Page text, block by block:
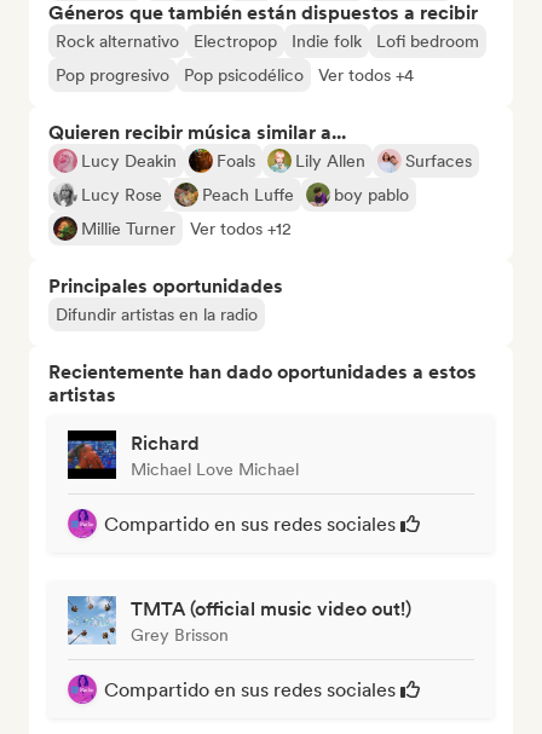
Géneros que también están dispuestos a recibir
Rock alternativo Electropop Indie folk
Lofi bedroom
Pop progresivo
Pop psicodélico Ver todos +4
Quieren recibir música similar a...
Lucy Deakin Foals Lily Allen
Surfaces
Lucy Rose
Peach Luffe
boy pablo
Millie Turner
Ver todos +12
Principales oportunidades
Difundir artistas en la radio
Recientemente han dado oportunidades a estos
artistas
Richard
Michael Love Michael
Compartido en sus redes sociales
TMTA (official music video out!)
Grey Brisson
Compartido en sus redes sociales